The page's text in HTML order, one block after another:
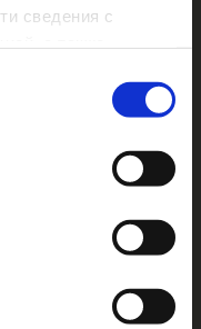
сведения с
LINFA SOLARE
SPF 6 - 125 мл